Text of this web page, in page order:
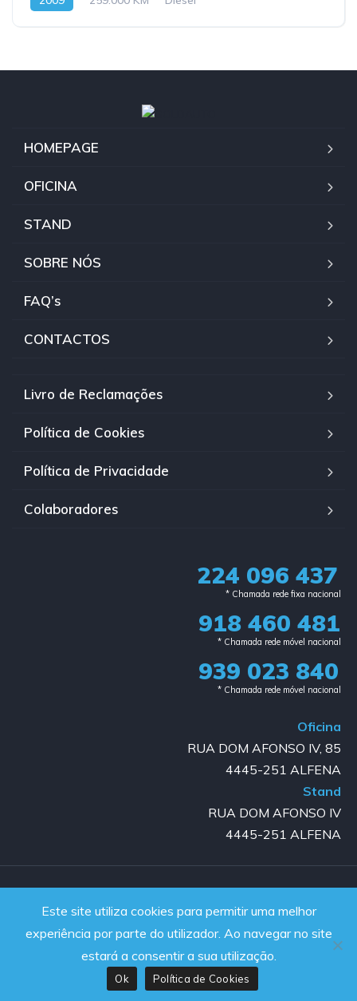
HOMEPAGE
OFICINA
STAND
SOBRE NÓS
FAQ’s
CONTACTOS
Livro de Reclamações
Política de Cookies
Política de Privacidade
Colaboradores
224 096 437
* Chamada rede fixa nacional​
918 460 481
* Chamada rede móvel nacional
939 023 840​
* Chamada rede móvel nacional
Oficina
RUA DOM AFONSO IV, 85
4445-251 ALFENA
Stand
RUA DOM AFONSO IV
4445-251 ALFENA
Powered by JanelaWeb
Este site utiliza cookies para permitir uma melhor
experiência por parte do utilizador. Ao navegar no site
estará a consentir a sua utilização.
Ok Política de Cookies